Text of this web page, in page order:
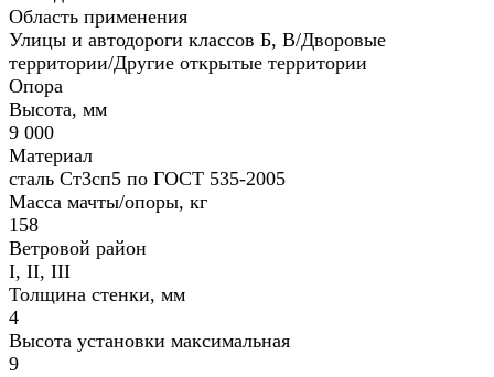
Область применения
Улицы и автодороги классов Б, В/Дворовые
территории/Другие открытые территории
Опора
Высота, мм
9 000
Материал
сталь Ст3сп5 по ГОСТ 535-2005
Масса мачты/опоры, кг
158
Ветровой район
I, II, III
Толщина стенки, мм
4
Высота установки максимальная
9